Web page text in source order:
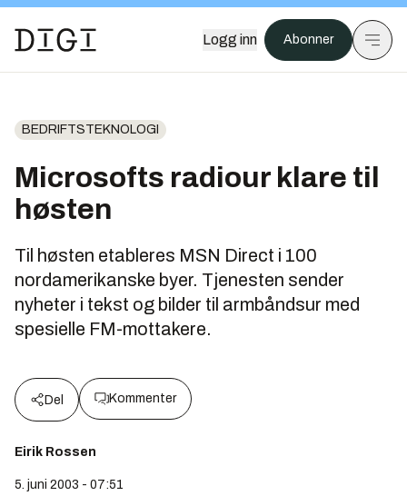
Logg inn Abonner
BEDRIFTSTEKNOLOGI
Microsofts radiour klare til
høsten
Til høsten etableres MSN Direct i 100
nordamerikanske byer. Tjenesten sender
nyheter i tekst og bilder til armbåndsur med
spesielle FM-mottakere.
Del Kommenter
Eirik Rossen
5. juni 2003 - 07:51